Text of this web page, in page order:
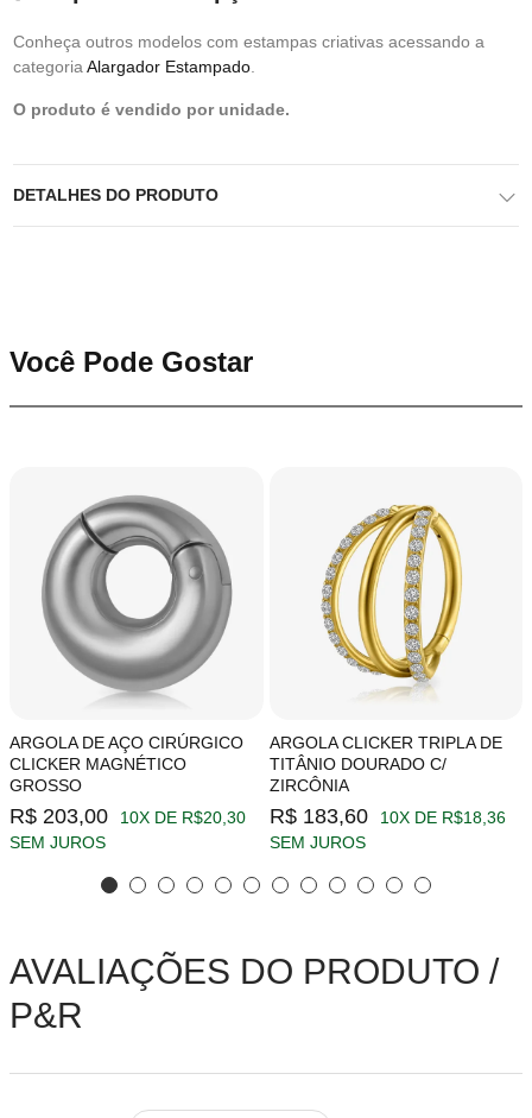
Conheça outros modelos com estampas criativas acessando a
categoria Alargador Estampado
O produto é vendido por unidade.
DETALHES DO PRODUTO
Você Pode Gostar
ARGOLA DE AÇO CIRÚRGICO
CLICKER MAGNÉTICO
GROSSO
R$ 203,00
10X DE R$20,30
SEM JUROS
ARGOLA CLICKER TRIPLA DE
TITÂNIO DOURADO C/
ZIRCÔNIA
R$ 183,60
10X DE R$18,36
SEM JUROS
AVALIAÇÕES DO PRODUTO /
P&R